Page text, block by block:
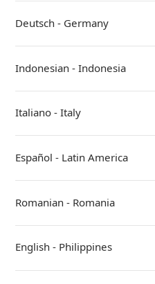
Deutsch - Germany
Indonesian - Indonesia
Italiano - Italy
Español - Latin America
Romanian - Romania
English - Philippines